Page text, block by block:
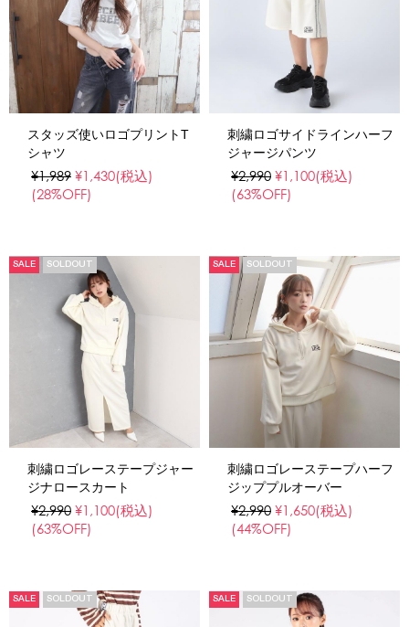
スタッズ使いロゴプリントT
シャツ
¥1,989 ¥1,430(税込)
(28%OFF)
刺繍ロゴサイドラインハーフ
ジャージパンツ
¥2,990 ¥1,100(税込)
(63%OFF)
SALE SOLDOUT
刺繍ロゴレーステープジャー
ジナロースカート
¥2,990 ¥1,100(税込)
(63%OFF)
SALE SOLDOUT
刺繍ロゴレーステープハーフ
ジッププルオーバー
¥2,990 ¥1,650(税込)
(44%OFF)
SALE SOLDOUT SALE SOLDOUT